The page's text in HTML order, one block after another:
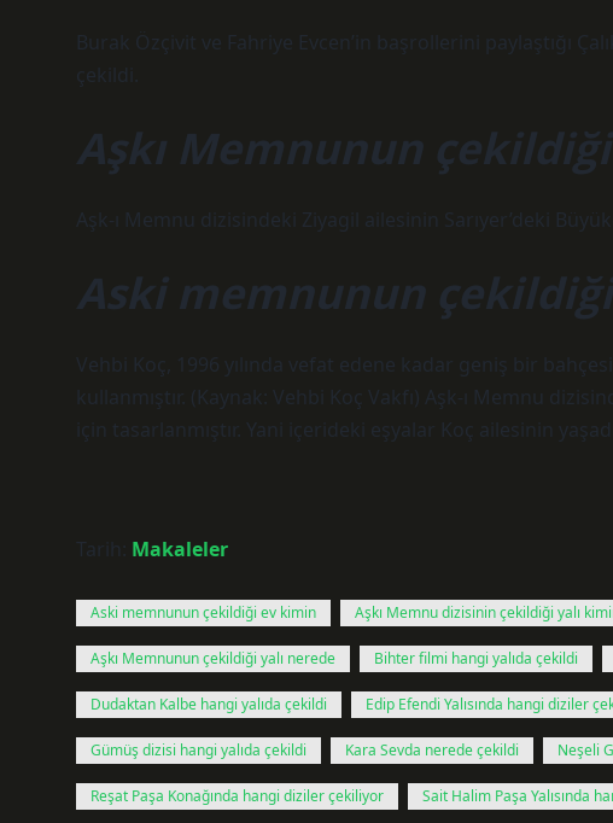
Burak Özçivit ve Fahriye Evcen’in başrollerini paylaştığı
çekildi.
Aşkı Memnunun
Aşk-ı Memnu dizisindeki Ziyagil ailesinin Sarıyer’deki
Aski memnunun
Vehbi Koç, 1996 yılında vefat edene kadar geniş bir
kullanmıştır. (Kaynak: Vehbi Koç Vakfı) Aşk-ı Memnu
için tasarlanmıştır. Yani içerideki eşyalar Koç ailesinin
Tarih: Makaleler
Aski memnunun çekildiği ev kimin Aşkı Memnu dizisinin çekildiği yalı
Aşkı Memnunun çekildiği yalı nerede Bihter filmi hangi yalıda çekildi
Dudaktan Kalbe hangi yalıda çekildi Edip Efendi Yalısında hangi diziler
Gümüş dizisi hangi yalıda çekildi Kara Sevda nerede çekildi Neşeli
Reşat Paşa Konağında hangi diziler çekiliyor Sait Halim Paşa Yalısında